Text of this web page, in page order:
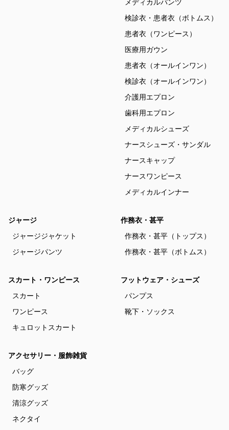
メディカルパンツ
検診衣・患者衣（ボトムス）
患者衣（ワンピース）
医療用ガウン
患者衣（オールインワン）
検診衣（オールインワン）
介護用エプロン
歯科用エプロン
メディカルシューズ
ナースシューズ・サンダル
ナースキャップ
ナースワンピース
メディカルインナー
ジャージ
ジャージジャケット
ジャージパンツ
作務衣・甚平
作務衣・甚平（トップス）
作務衣・甚平（ボトムス）
スカート・ワンピース
スカート
ワンピース
キュロットスカート
フットウェア・シューズ
パンプス
靴下・ソックス
アクセサリー・服飾雑貨
バッグ
防寒グッズ
清涼グッズ
ネクタイ